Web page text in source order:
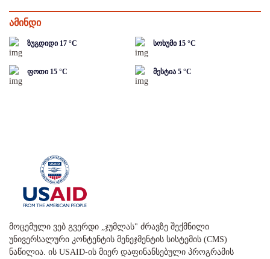
ამინდი
ზუგდიდი 17 °C სოხუმი 15 °C
ფოთი 15 °C მესტია 5 °C
მოცემული ვებ გვერდი „ჯუმლას" ძრავზე შექმნილი
უნივერსალური კონტენტის მენეჯმენტის სისტემის (CMS)
ნაწილია. ის USAID-ის მიერ დაფინანსებული პროგრამის